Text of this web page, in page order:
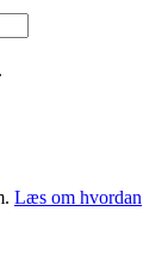
Læs om hvordan